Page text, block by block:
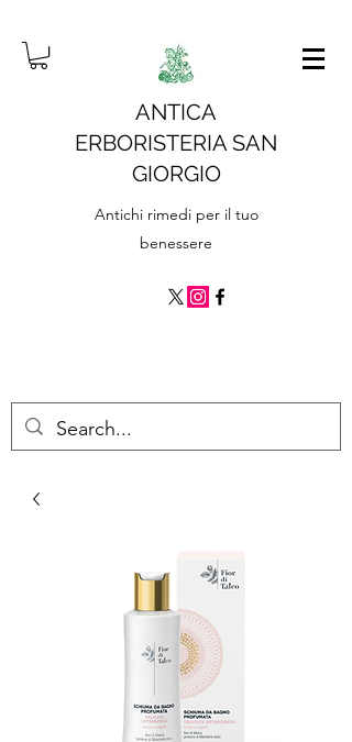
ANTICA
ERBORISTERIA SAN
GIORGIO
Antichi rimedi per il tuo
benessere